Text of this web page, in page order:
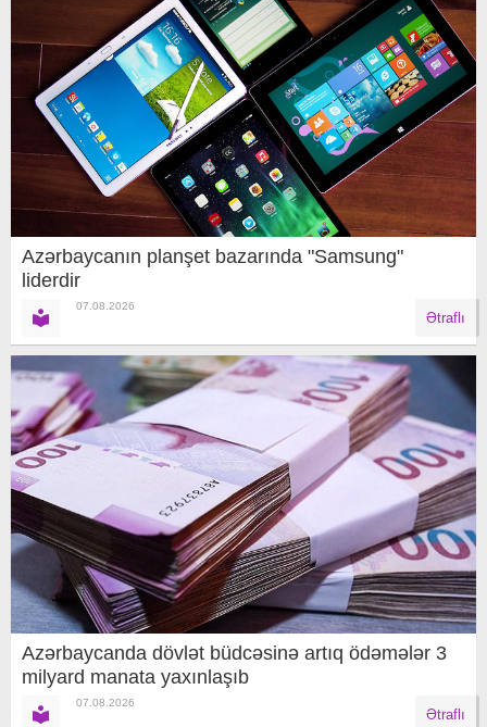
Azərbaycanın planşet bazarında "Samsung"
liderdir
07.08.2026
Ətraflı
Azərbaycanda dövlət büdcəsinə artıq ödəmələr 3
milyard manata yaxınlaşıb
07.08.2026
Ətraflı